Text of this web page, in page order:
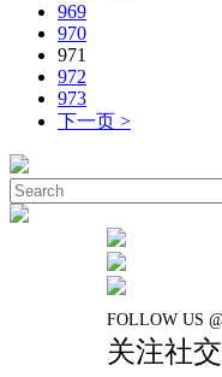
969
970
971
972
973
下一页 >
FOLLOW US
关注社